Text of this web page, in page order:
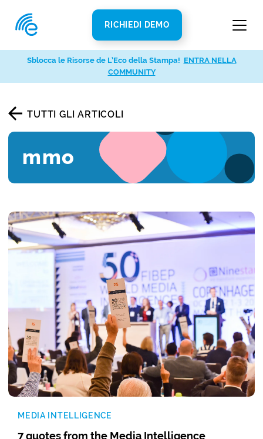
RICHIEDI DEMO
TUTTI GLI ARTICOLI
mmo
MEDIA INTELLIGENCE
7 quotes from the Media Intelligence
Sblocca le Risorse de L’Eco della Stampa! ENTRA NELLA
COMMUNITY